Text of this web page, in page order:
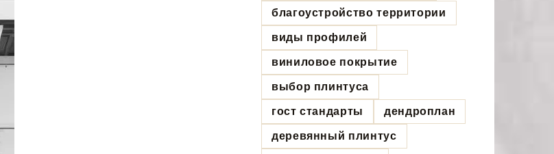
благоустройство территории
виды профилей
виниловое покрытие
выбор плинтуса
гост стандарты дендроплан
деревянный плинтус